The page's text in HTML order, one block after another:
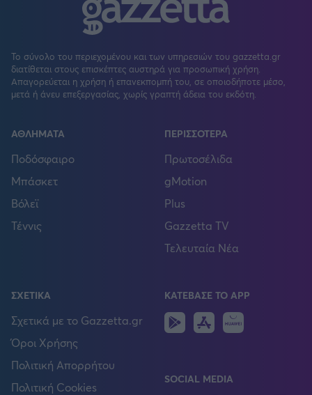
Το σύνολο του περιεχομένου και των υπηρεσιών του gazzetta.gr
διατίθεται στους επισκέπτες αυστηρά για προσωπική χρήση.
Απαγορεύεται η χρήση ή επανεκπομπή του, σε οποιοδήποτε μέσο,
μετά ή άνευ επεξεργασίας, χωρίς γραπτή άδεια του εκδότη.
ΑΘΛΗΜΑΤΑ
Ποδόσφαιρο
Μπάσκετ
Βόλεϊ
Τέννις
ΠΕΡΙΣΣΟΤΕΡΑ
Πρωτοσέλιδα
gMotion
Plus
Gazzetta TV
Τελευταία Νέα
ΣΧΕΤΙΚΑ
Σχετικά με το Gazzetta.gr
Όροι Χρήσης
Πολιτική Απορρήτου
Πολιτική Cookies
ΚΑΤΕΒΑΣΕ ΤΟ APP
Android
IOS
SOCIAL MEDIA